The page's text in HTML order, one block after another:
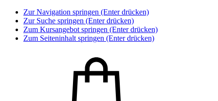
Zur Navigation springen (Enter drücken)
Zur Suche springen (Enter drücken)
Zum Kursangebot springen (Enter drücken)
Zum Seiteninhalt springen (Enter drücken)